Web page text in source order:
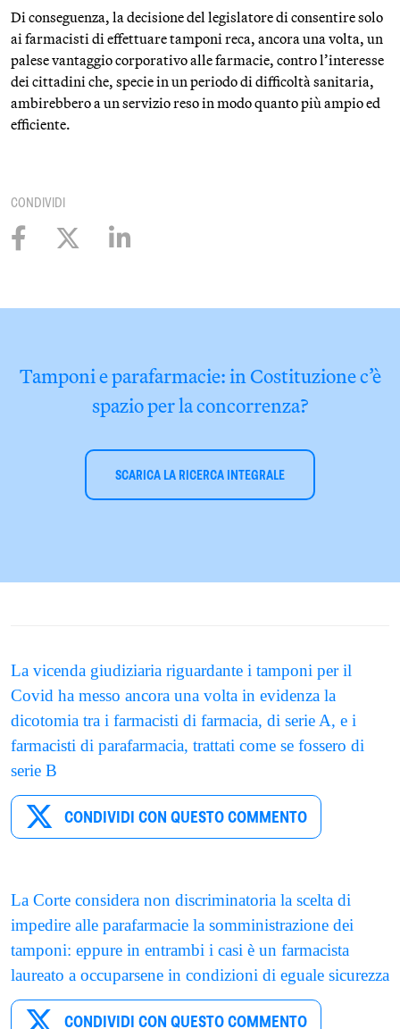
Di conseguenza, la decisione del legislatore di consentire solo
ai farmacisti di effettuare tamponi reca, ancora una volta, un
palese vantaggio corporativo alle farmacie, contro l’interesse
dei cittadini che, specie in un periodo di difficoltà sanitaria,
ambirebbero a un servizio reso in modo quanto più ampio ed
efficiente.
CONDIVIDI
Tamponi e parafarmacie: in Costituzione c’è
spazio per la concorrenza?
SCARICA LA RICERCA INTEGRALE
La vicenda giudiziaria riguardante i tamponi per il
Covid ha messo ancora una volta in evidenza la
dicotomia tra i farmacisti di farmacia, di serie A, e i
farmacisti di parafarmacia, trattati come se fossero di
serie B
CONDIVIDI CON QUESTO COMMENTO
La Corte considera non discriminatoria la scelta di
impedire alle parafarmacie la somministrazione dei
tamponi: eppure in entrambi i casi è un farmacista
laureato a occuparsene in condizioni di eguale sicurezza
CONDIVIDI CON QUESTO COMMENTO